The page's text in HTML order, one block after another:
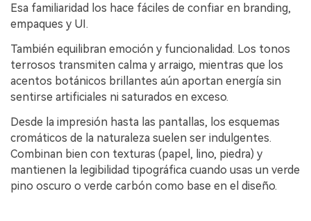
Esa familiaridad los hace fáciles de confiar en branding,
empaques y UI.
También equilibran emoción y funcionalidad. Los tonos
terrosos transmiten calma y arraigo, mientras que los
acentos botánicos brillantes aún aportan energía sin
sentirse artificiales ni saturados en exceso.
Desde la impresión hasta las pantallas, los esquemas
cromáticos de la naturaleza suelen ser indulgentes.
Combinan bien con texturas (papel, lino, piedra) y
mantienen la legibilidad tipográfica cuando usas un verde
pino oscuro o verde carbón como base en el diseño.